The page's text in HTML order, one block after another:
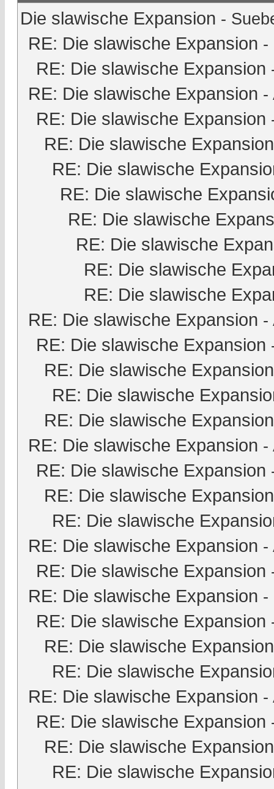
Die slawische Expansion -
RE: Die slawische Expansion -
RE: Die slawische Expansion
RE: Die slawische Expansion -
RE: Die slawische Expansion
RE: Die slawische Expansion
RE: Die slawische
RE: Die slawische
RE: Die slawische
RE: Die slawische
RE: Die slawische
RE: Die slawische
RE: Die slawische Expansion -
RE: Die slawische Expansion
RE: Die slawische Expansion
RE: Die slawische
RE: Die slawische Expansion
RE: Die slawische Expansion -
RE: Die slawische Expansion
RE: Die slawische Expansion
RE: Die slawische
RE: Die slawische Expansion -
RE: Die slawische Expansion
RE: Die slawische Expansion -
RE: Die slawische Expansion
RE: Die slawische Expansion
RE: Die slawische
RE: Die slawische Expansion -
RE: Die slawische Expansion
RE: Die slawische Expansion
RE: Die slawische